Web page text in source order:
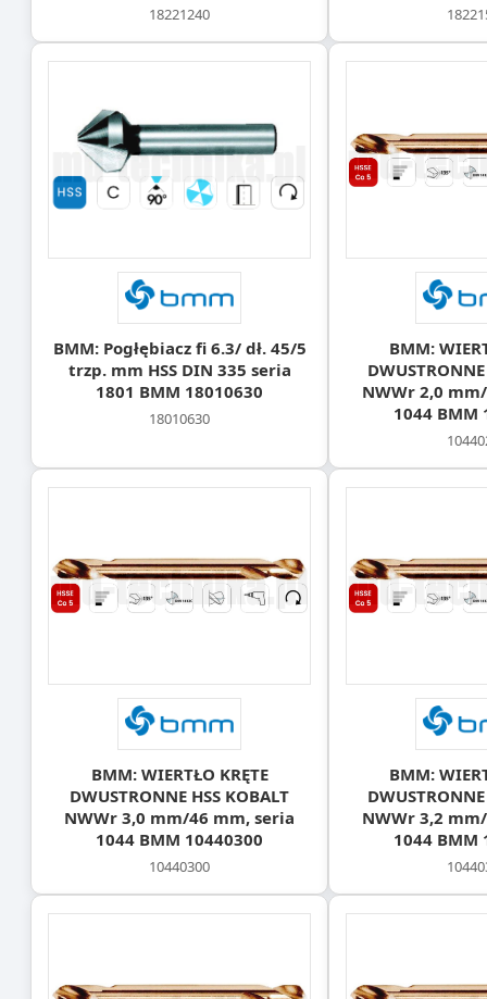
18221240
BMM: Pogłębiacz fi 6.3/ dł. 45/5
trzp. mm HSS DIN 335 seria
1801 BMM 18010630
18010630
BMM:
NWWr 2,0
1044 BMM
BMM: WIERTŁO KRĘTE
DWUSTRONNE HSS KOBALT
NWWr 3,0 mm/46 mm, seria
1044 BMM 10440300
10440300
BMM:
NWWr 3,2
1044 BMM